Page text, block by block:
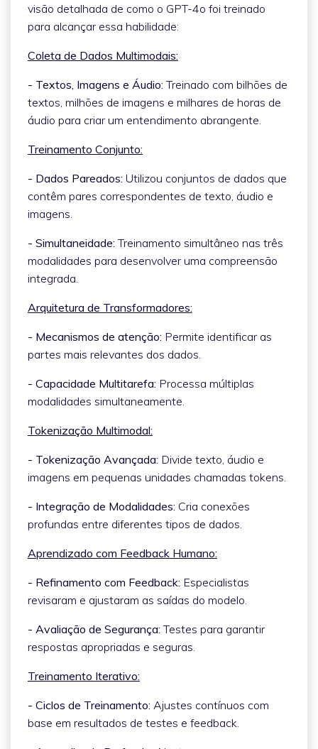
visão detalhada de como o GPT-4o foi treinado
para alcançar essa habilidade:
Coleta de Dados Multimodais:
- Textos, Imagens e Áudio:Treinado com bilhões de
textos, milhões de imagens e milhares de horas de
áudio para criar um entendimento abrangente.
Treinamento Conjunto:
- Dados Pareados: Utilizou conjuntos de dados que
contêm pares correspondentes de texto, áudio e
imagens.
- Simultaneidade:Treinamento simultâneo nas três
modalidades para desenvolver uma compreensão
integrada.
Arquitetura de Transformadores:
- Mecanismos de atenção: Permite identificar as
partes mais relevantes dos dados.
- Capacidade Multitarefa: Processa múltiplas
modalidades simultaneamente.
Tokenização Multimodal:
- Tokenização Avançada: Divide texto, áudio e
imagens em pequenas unidades chamadas tokens.
- Integração de Modalidades: Cria conexões
profundas entre diferentes tipos de dados.
Aprendizado com Feedback Humano:
- Refinamento com Feedback: Especialistas
revisaram e ajustaram as saídas do modelo.
- Avaliação de Segurança: Testes para garantir
respostas apropriadas e seguras.
Treinamento Iterativo:
- Ciclos de Treinamento: Ajustes contínuos com
base em resultados de testes e feedback.